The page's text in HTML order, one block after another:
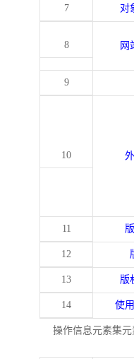
7 对
8 网
9
10
11
12
13 版
14 使
操作信息元素集